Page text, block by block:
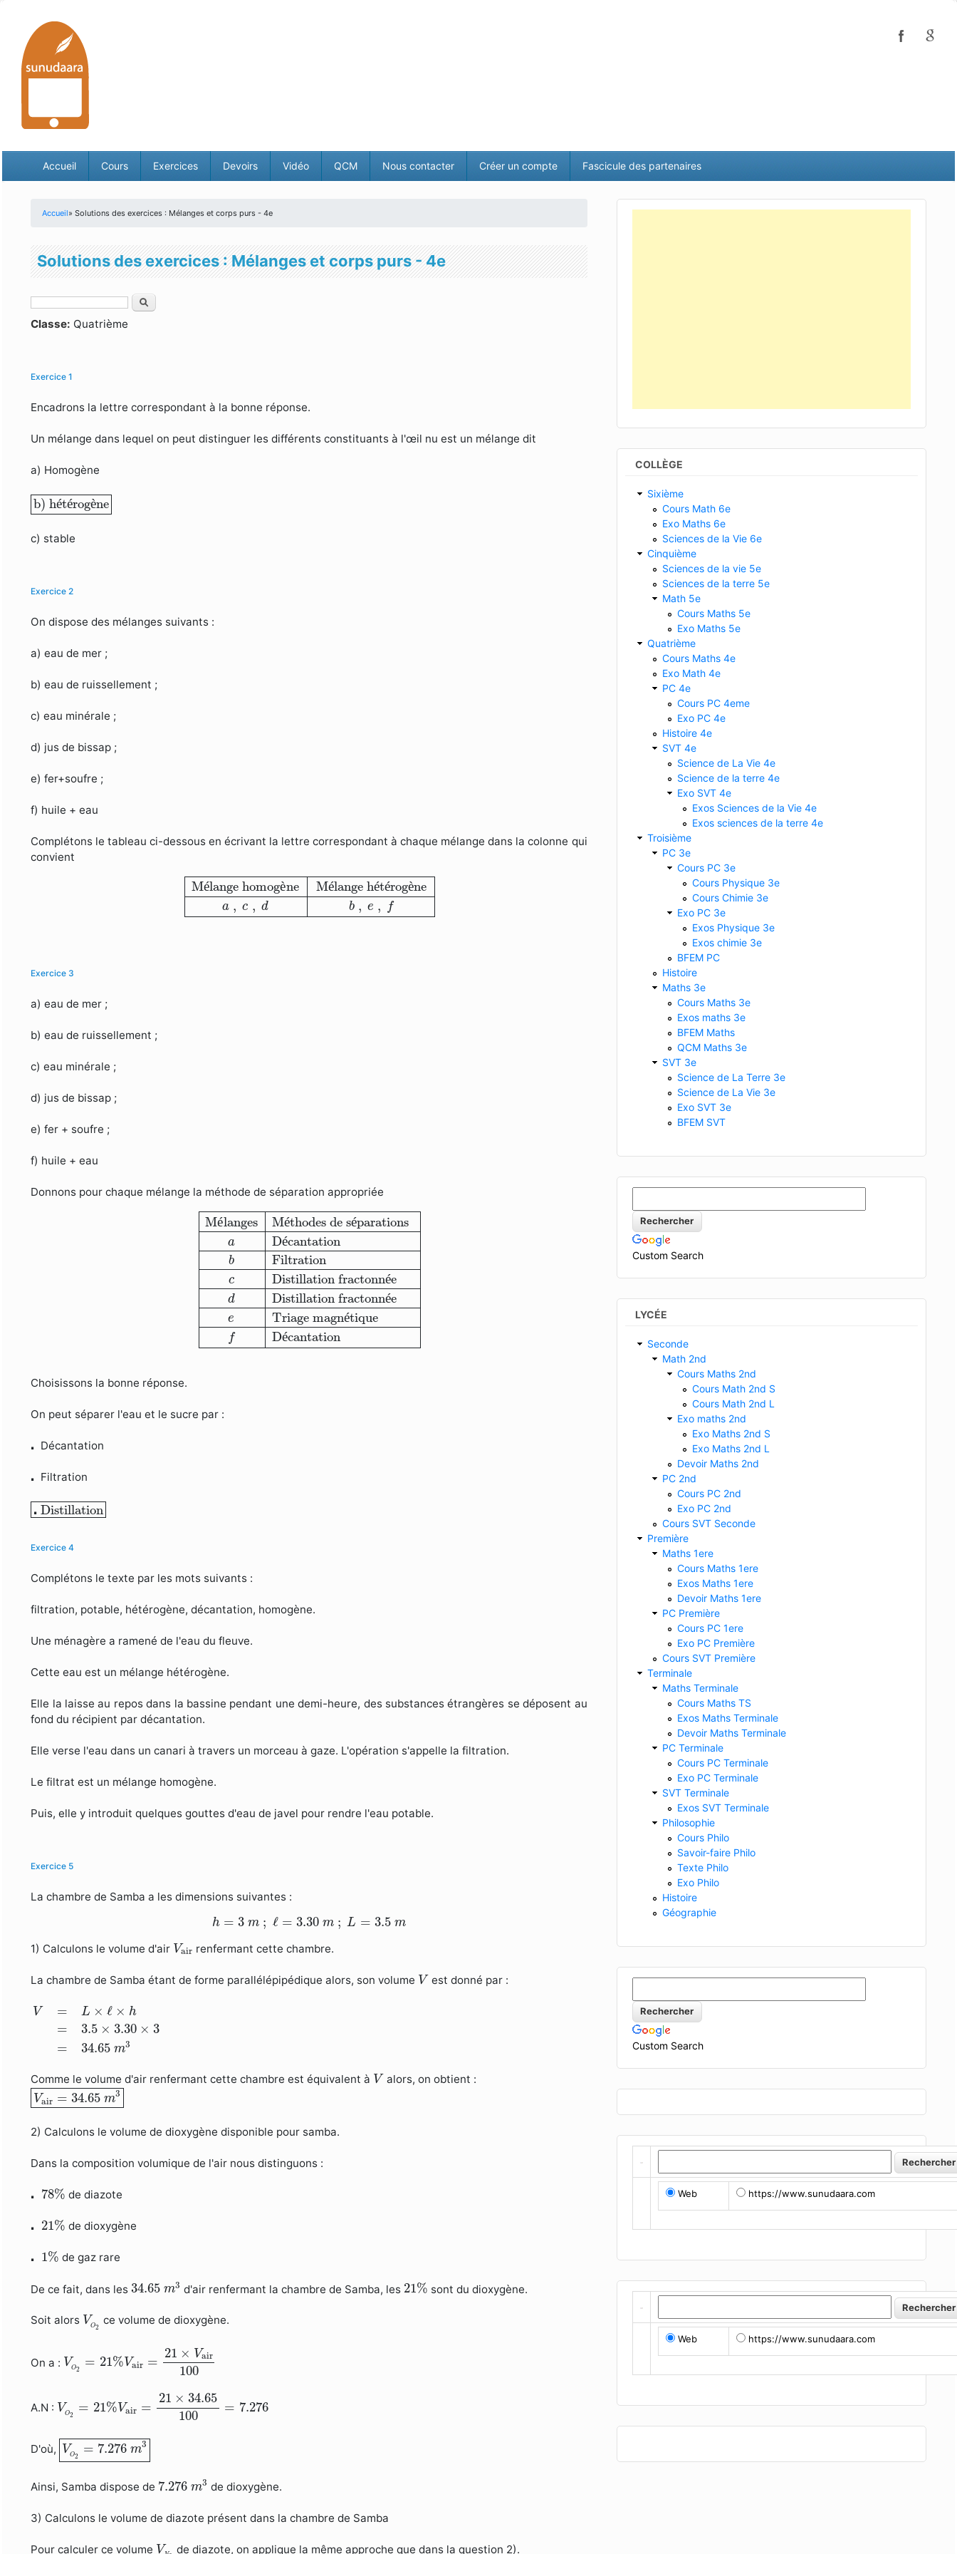
Accueil Cours Exercices Devoirs Vidéo QCM Nous contacter Créer un compte Fascicule des partenaires
Accueil» Solutions des exercices : Mélanges et corps purs - 4e
Solutions des exercices : Mélanges et corps purs - 4e
Formulaire de recherche
Rechercher
Classe: Quatrième
Exercice 1
Encadrons la lettre correspondant à la bonne réponse.
Un mélange dans lequel on peut distinguer les différents constituants à l'œil nu est un mélange dit
a) Homogène
b) hétérogène
b) hétérogène
c) stable
Exercice 2
On dispose des mélanges suivants :
a) eau de mer ;
b) eau de ruissellement ;
c) eau minérale ;
d) jus de bissap ;
e) fer+soufre ;
f) huile + eau
Complétons le tableau ci-dessous en écrivant la lettre correspondant à chaque mélange dans la colonne qui
convient
Mélange homogène Mélange hétérogène
a , c , d b , e , f
Mélange homogèneMélange hétérogène
Exercice 3
a) eau de mer ;
b) eau de ruissellement ;
c) eau minérale ;
d) jus de bissap ;
e) fer + soufre ;
f) huile + eau
Donnons pour chaque mélange la méthode de séparation appropriée
Mélanges Méthodes de séparations
a Décantation
b Filtration
c Distillation fractonnée
d Distillation fractonnée
e Triage magnétique
f Décantation
MélangesMéthodes de séparations Distillation fractonnéedDistillation fractonnéeeTriage
Choisissons la bonne réponse.
On peut séparer l'eau et le sucre par :
⋅⋅ Décantation
⋅⋅ Filtration
⋅ Distillation
⋅ Distillation
Exercice 4
Complétons le texte par les mots suivants :
filtration, potable, hétérogène, décantation, homogène.
Une ménagère a ramené de l'eau du fleuve.
Cette eau est un mélange hétérogène.
Elle la laisse au repos dans la bassine pendant une demi-heure, des substances étrangères se déposent au
fond du récipient par décantation.
Elle verse l'eau dans un canari à travers un morceau à gaze. L'opération s'appelle la filtration.
Le filtrat est un mélange homogène.
Puis, elle y introduit quelques gouttes d'eau de javel pour rendre l'eau potable.
Exercice 5
La chambre de Samba a les dimensions suivantes :
h = 3 m ; ℓ = 3.30 m ; L = 3.5 m
h=3m ℓ 3.30m; =3.5 m
1) Calculons le volume d'air Vair
Vairrenfermant cette chambre.
La chambre de Samba étant de forme parallélépipédique alors, son volume V
Vest donné par :
V = L × ℓ × h
= 3.5 × 3.30 × 3
=
34.65 m3
V= h= 3.5 3.30
Comme le volume d'air renfermant cette chambre est équivalent à V
Valors, on obtient :
Vair = 34.65 m3
Vair=34.65m3
2) Calculons le volume de dioxygène disponible pour samba.
Dans la composition volumique de l'air nous distinguons :
⋅ 78%
78% de diazote
⋅ 21%
21% de dioxygène
⋅ 1%
1% de gaz rare
De ce fait, dans les34.65 m3
34.65 m3 d'air renfermant la chambre de Samba, les 21%
21% sont du dioxygène.
Soit alors VO2
VO 2
ce volume de dioxygène.
On a : VO2
= 21%Vair =
21 × Vair
100
21× Vair100
A.N : VO2
= 21%Vair =
21 × 34.65
100
= 7.276
21× 34.65100
D'où, VO2
= 7.276 m3
VO2=7.276m3
Ainsi, Samba dispose de 7.276 m3
7.276 m3 de dioxygène.
3) Calculons le volume de diazote présent dans la chambre de Samba
Pour calculer ce volume V
VN 2
de diazote, on applique la même approche que dans la question 2).
COLLÈGE
Sixième
Cours Math 6e
Exo Maths 6e
Sciences de la Vie 6e
Cinquième
Sciences de la vie 5e
Sciences de la terre 5e
Math 5e
Cours Maths 5e
Exo Maths 5e
Quatrième
Cours Maths 4e
Exo Math 4e
PC 4e
Cours PC 4eme
Exo PC 4e
Histoire 4e
SVT 4e
Science de La Vie 4e
Science de la terre 4e
Exo SVT 4e
Exos Sciences de la Vie 4e
Exos sciences de la terre 4e
Troisième
PC 3e
Cours PC 3e
Cours Physique 3e
Cours Chimie 3e
Exo PC 3e
Exos Physique 3e
Exos chimie 3e
BFEM PC
Histoire
Maths 3e
Cours Maths 3e
Exos maths 3e
BFEM Maths
QCM Maths 3e
SVT 3e
Science de La Terre 3e
Science de La Vie 3e
Exo SVT 3e
BFEM SVT
Custom Search
LYCÉE
Seconde
Math 2nd
Cours Maths 2nd
Cours Math 2nd S
Cours Math 2nd L
Exo maths 2nd
Exo Maths 2nd S
Exo Maths 2nd L
Devoir Maths 2nd
PC 2nd
Cours PC 2nd
Exo PC 2nd
Cours SVT Seconde
Première
Maths 1ere
Cours Maths 1ere
Exos Maths 1ere
Devoir Maths 1ere
PC Première
Cours PC 1ere
Exo PC Première
Cours SVT Première
Terminale
Maths Terminale
Cours Maths TS
Exos Maths Terminale
Devoir Maths Terminale
PC Terminale
Cours PC Terminale
Exo PC Terminale
SVT Terminale
Exos SVT Terminale
Philosophie
Cours Philo
Savoir-faire Philo
Texte Philo
Exo Philo
Histoire
Géographie
Custom Search
Web https://www.sunudaara.com
Web https://www.sunudaara.com